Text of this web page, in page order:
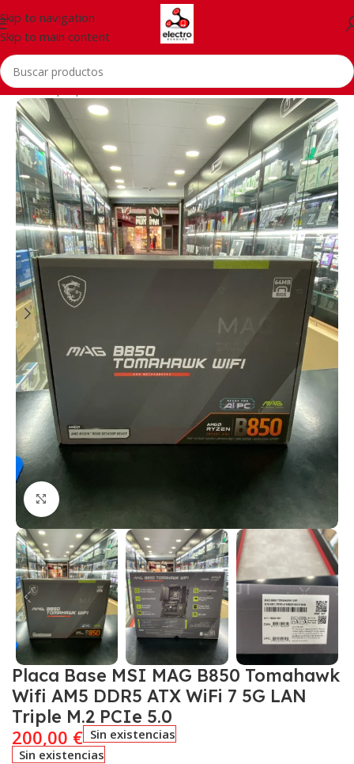
Skip to navigation
Skip to main content
Inicio/Laptops, Tablets & PCs
Click to enlarge
Placa Base MSI MAG B850 Tomahawk
Wifi AM5 DDR5 ATX WiFi 7 5G LAN
Triple M.2 PCIe 5.0
200,00 € Sin existencias
Sin existencias